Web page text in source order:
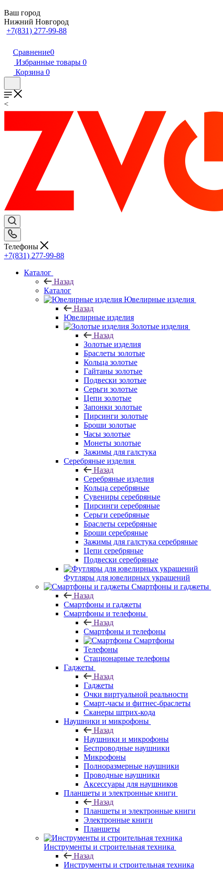
Ваш город
Нижний Новгород
+7(831) 277-99-88
Сравнение0
Избранные товары 0
Корзина 0
<
Телефоны
+7(831) 277-99-88
Каталог
Назад
Каталог
Ювелирные изделия
Назад
Ювелирные изделия
Золотые изделия
Назад
Золотые изделия
Браслеты золотые
Кольца золотые
Гайтаны золотые
Подвески золотые
Серьги золотые
Цепи золотые
Запонки золотые
Пирсинги золотые
Броши золотые
Часы золотые
Монеты золотые
Зажимы для галстука
Серебряные изделия
Назад
Серебряные изделия
Кольца серебряные
Сувениры серебряные
Пирсинги серебряные
Серьги серебряные
Браслеты серебряные
Броши серебряные
Зажимы для галстука серебряные
Цепи серебряные
Подвески серебряные
Футляры для ювелирных украшений
Смартфоны и гаджеты
Назад
Смартфоны и гаджеты
Смартфоны и телефоны
Назад
Смартфоны и телефоны
Смартфоны
Телефоны
Стационарные телефоны
Гаджеты
Назад
Гаджеты
Очки виртуальной реальности
Смарт-часы и фитнес-браслеты
Сканеры штрих-кода
Наушники и микрофоны
Назад
Наушники и микрофоны
Беспроводные наушники
Микрофоны
Полноразмерные наушники
Проводные наушники
Аксессуары для наушников
Планшеты и электронные книги
Назад
Планшеты и электронные книги
Электронные книги
Планшеты
Инструменты и строительная техника
Назад
Инструменты и строительная техника